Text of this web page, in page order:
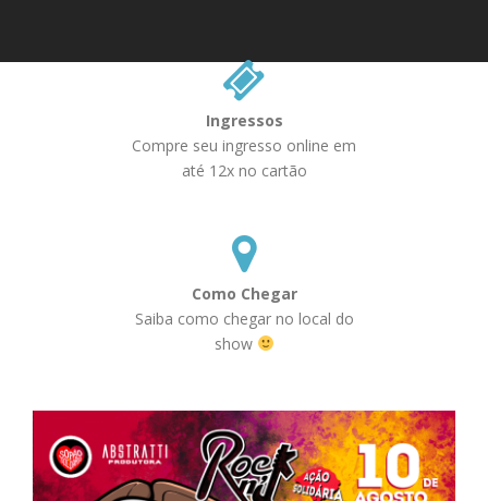
Ingressos
Compre seu ingresso online em
até 12x no cartão
Como Chegar
Saiba como chegar no local do
show